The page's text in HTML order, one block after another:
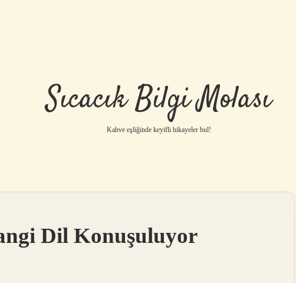
Sıcacık Bilgi Molası
Kahve eşliğinde keyifli hikayeler bul!
Dil Konuşuluyor